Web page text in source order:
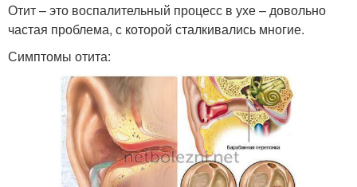
Отит – это воспалительный процесс в ухе – довольно
частая проблема, с которой сталкивались многие.
Симптомы отита: